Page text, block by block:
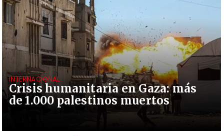
Crisis humanitaria en Gaza: más
de 1.000 palestinos muertos
INTERNACIONAL